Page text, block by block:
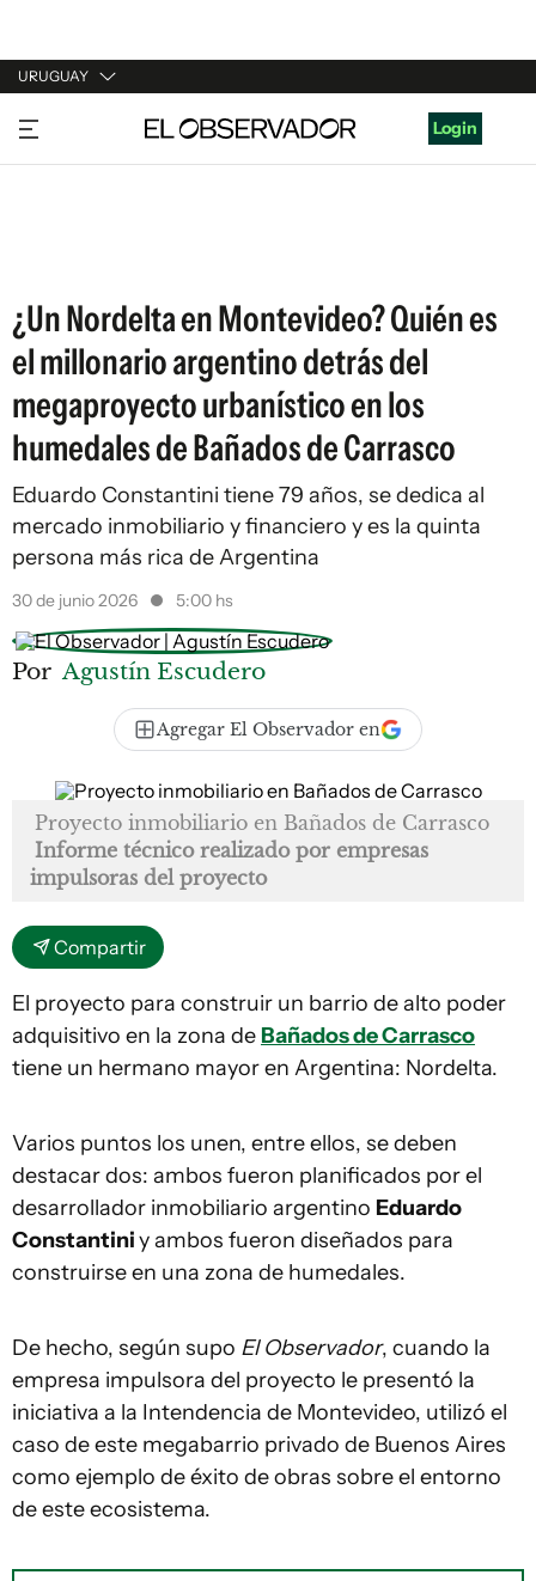
URUGUAY
URUGUAY
ARGENTINA
Login
¿Un Nordelta en Montevideo? Quién es
el millonario argentino detrás del
megaproyecto urbanístico en los
humedales de Bañados de Carrasco
Eduardo Constantini tiene 79 años, se dedica al
mercado inmobiliario y financiero y es la quinta
persona más rica de Argentina
30 de junio 2026 5:00 hs
Por Agustín Escudero
Agregar El Observador en
Proyecto inmobiliario en Bañados de Carrasco
Informe técnico realizado por empresas
impulsoras del proyecto
Compartir
El proyecto para construir un barrio de alto poder
adquisitivo en la zona deBañados de Carrasco
tiene un hermano mayor en Argentina: Nordelta.
Varios puntos los unen, entre ellos, se deben
destacar dos: ambos fueron planificados por el
desarrollador inmobiliario argentino Eduardo
Constantiniy ambos fueron diseñados para
construirse en una zona de humedales.
De hecho, según supo El Observador, cuando la
empresa impulsora del proyecto le presentó la
iniciativa a la Intendencia de Montevideo, utilizó el
caso de este megabarrio privado de Buenos Aires
como ejemplo de éxito de obras sobre el entorno
de este ecosistema.